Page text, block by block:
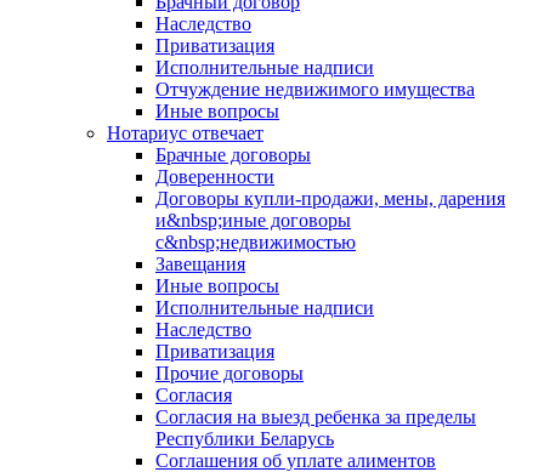
Наследство
Приватизация
Исполнительные надписи
Отчуждение недвижимого имущества
Иные вопросы
Нотариус отвечает
Брачные договоры
Доверенности
Договоры купли-продажи, мены, дарения
и&nbsp;иные договоры
с&nbsp;недвижимостью
Завещания
Иные вопросы
Исполнительные надписи
Наследство
Приватизация
Прочие договоры
Согласия
Согласия на выезд ребенка за пределы
Республики Беларусь
Соглашения об уплате алиментов